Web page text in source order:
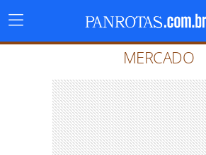
Menu
Principal
MERCADO